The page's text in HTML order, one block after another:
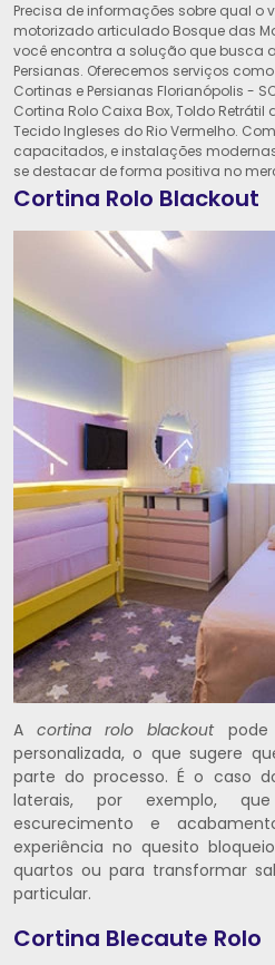
Precisa de informações sobre qual o
motorizado articulado Bosque das
você encontra a solução que busca
Persianas. Oferecemos serviços
Cortinas e Persianas Florianópolis -
Cortina Rolo Caixa Box, Toldo Retrátil
Tecido Ingleses do Rio Vermelho.
capacitados, e instalações
se destacar de forma positiva no
Cortina Rolo Blackout
Acortina rolo blackoutpode
personalizada, o que sugere
parte do processo. É o caso
laterais, por exemplo,
escurecimento e
experiência no quesito
quartos ou para transformar
particular.
Cortina Blecaute Rolo